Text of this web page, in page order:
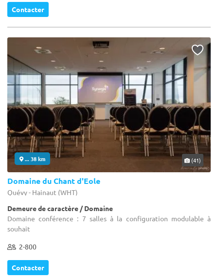
Contacter
... 38 km (41)
Domaine du Chant d'Eole
Quévy - Hainaut (WHT)
Demeure de caractère / Domaine
Domaine conférence : 7 salles à la configuration modulable à
souhait
2-800
Contacter